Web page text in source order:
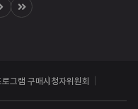
로그램 구매시청자위원회